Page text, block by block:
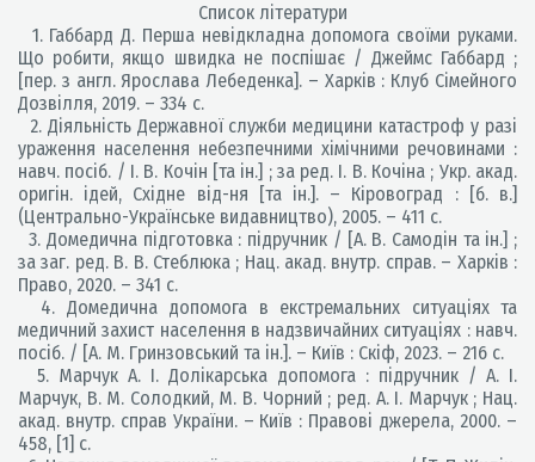
Список літератури
1. Габбард Д. Перша невідкладна допомога своїми руками.
Що робити, якщо швидка не поспішає / Джеймс Габбард ;
[пер. з англ. Ярослава Лебеденка]. – Харків : Клуб Сімейного
Дозвілля, 2019. – 334 с.
2. Діяльність Державної служби медицини катастроф у разі
ураження населення небезпечними хімічними речовинами :
навч. посіб. / І. В. Кочін [та ін.] ; за ред. І. В. Кочіна ; Укр. акад.
оригін. ідей, Східне від-ня [та ін.]. – Кіровоград : [б. в.]
(Центрально-Українське видавництво), 2005. – 411 с.
3. Домедична підготовка : підручник / [А. В. Самодін та ін.] ;
за заг. ред. В. В. Стеблюка ; Нац. акад. внутр. справ. – Харків :
Право, 2020. – 341 с.
4. Домедична допомога в екстремальних ситуаціях та
медичний захист населення в надзвичайних ситуаціях : навч.
посіб. / [А. М. Гринзовський та ін.]. – Київ : Скіф, 2023. – 216 с.
5. Марчук А. І. Долікарська допомога : підручник / А. І.
Марчук, В. М. Солодкий, М. В. Чорний ; ред. А. І. Марчук ; Нац.
акад. внутр. справ України. – Київ : Правові джерела, 2000. –
458, [1] с.